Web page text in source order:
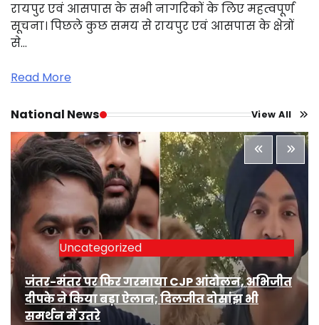
रायपुर एवं आसपास के सभी नागरिकों के लिए महत्वपूर्ण
सूचना। पिछले कुछ समय से रायपुर एवं आसपास के क्षेत्रों
से…
Read More
National News View All
Uncategorized
जंतर-मंतर पर फिर गरमाया CJP आंदोलन, अभिजीत
दीपके ने किया बड़ा ऐलान; दिलजीत दोसांझ भी
समर्थन में उतरे